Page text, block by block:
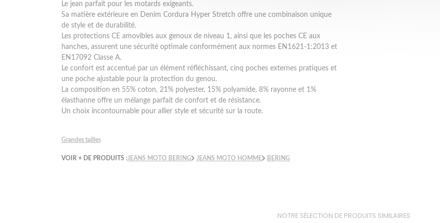
Le jean parfait pour les motards exigeants.
Sa matière extérieure en Denim Cordura Hyper Stretch offre une combinaison unique
de style et de durabilité.
Les protections CE amovibles aux genoux de niveau 1, ainsi que les poches CE aux
hanches, assurent une sécurité optimale conformément aux normes EN1621-1:2013 et
EN17092 Classe A.
Le confort est accentué par un élément réfléchissant, cinq poches externes pratiques et
une poche ajustable pour la protection du genou.
La composition en 55% coton, 21% polyester, 15% polyamide, 8% rayonne et 1%
élasthanne offre un mélange parfait de confort et de résistance.
Un choix incontournable pour allier style et sécurité sur la route.
Grandes tailles
VOIR + DE PRODUITS :JEANS MOTO BERING JEANS MOTO HOMME BERING
NOTRE SÉLECTION DE PRODUITS SIMILAIRES